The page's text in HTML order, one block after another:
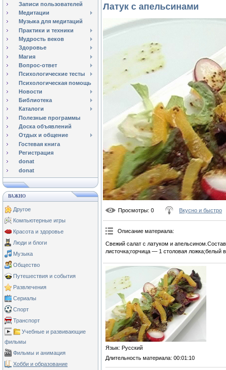
Записи пользователей
Медитации
Музыка для медитаций
Практики и техники
Мудрость веков
Здоровье
Магия
Вопрос-ответ
Психологические тесты
Психологическая помощь
Новости
Библиотека
Каталоги
Полезные программы
Доска объявлений
Отдых и общение
Гостевая книга
Регистрация
donat
donat
ВАЖНО
Другое
Компьютерные игры
Красота и здоровье
Люди и блоги
Музыка
Общество
Путешествия и события
Развлечения
Сериалы
Спорт
Транспорт
Учебные и развивающие
фильмы
Фильмы и анимация
Хобби и образование
Латук с апельсинами
Просмотры: 0 Вкусно и быстро
Описание материала:
Свежий салат с латуком и
листочка;горчица — 1 столовая
Язык: Русский
Длительность материала: 00:01:10